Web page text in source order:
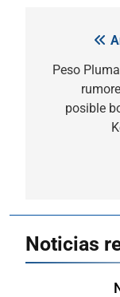
de
entradas
Peso
posible
Noticias